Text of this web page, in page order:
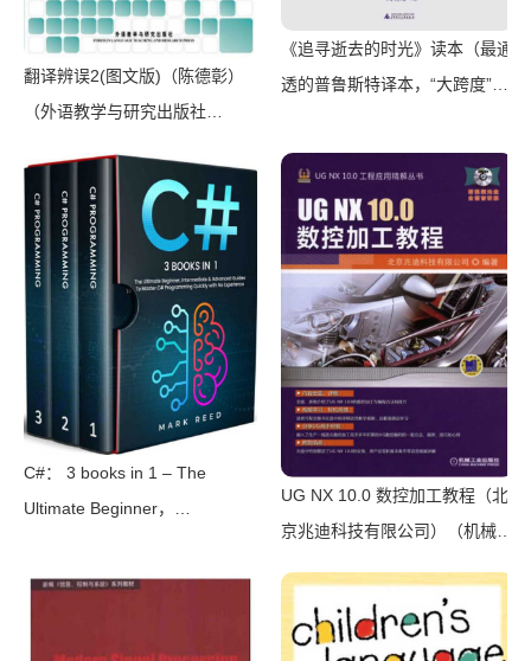
翻译辨误2(图文版)（陈德彰）
（外语教学与研究出版社
《追寻逝去的时光》读本（最通
透的普鲁斯特译本，“大跨度”节
罗斯特纸上展览》）（【法】马
塞尔•普鲁斯特，周克希译）
（广西师范大学出版社 2015）
C#： 3 books in 1 – The
Ultimate Beginner，
Guides to Master C#
Experience（Mark Reed）
UG NX 10.0 数控加工教程（北
京兆迪科技有限公司）（机械工